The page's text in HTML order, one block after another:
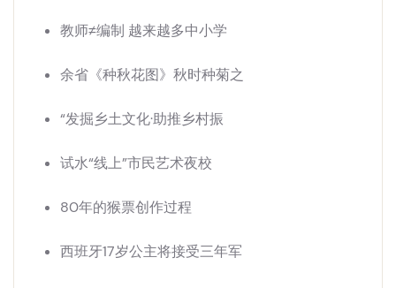
教师≠编制 越来越多中小学
余省《种秋花图》秋时种菊之
“发掘乡土文化·助推乡村振
试水“线上”市民艺术夜校
80年的猴票创作过程
西班牙17岁公主将接受三年军